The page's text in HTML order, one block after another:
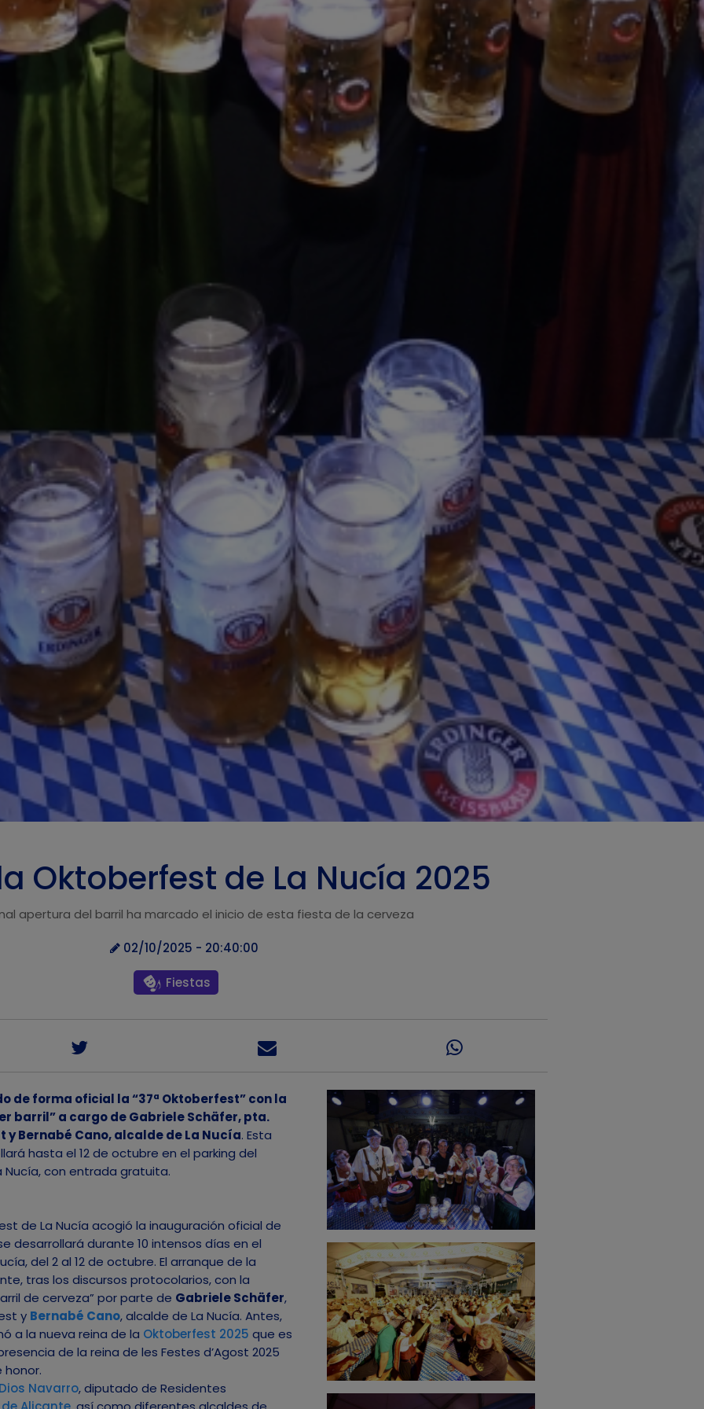
Oktoberfest de La Nucía 2025
apertura del barril ha marcado el inicio de esta fiesta de la cerveza
02/10/2025 - 20:40:00
Fiestas
de forma oficial la “37ª Oktoberfest” con la
barril” a cargo de Gabriele Schäfer, pta.
Bernabé Cano, alcalde de La Nucía. Esta
hasta el 12 de octubre en el parking del
Nucía, con entrada gratuita.
de La Nucía acogió la inauguración oficial de
desarrollará durante 10 intensos días en el
del 2 al 12 de octubre. El arranque de la
tras los discursos protocolarios, con la
de cerveza” por parte de Gabriele Schäfer,
y Bernabé Cano, alcalde de La Nucía. Antes,
a la nueva reina de la Oktoberfest 2025 que es
de la reina de les Festes d’Agost 2025
Navarro, diputado de Residentes